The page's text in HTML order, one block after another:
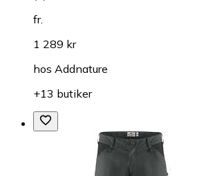
fr.
1 289 kr
hos Addnature
+13 butiker